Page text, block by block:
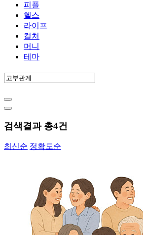
피플
헬스
라이프
컬처
머니
테마
검색결과 총4건
최신순 정확도순